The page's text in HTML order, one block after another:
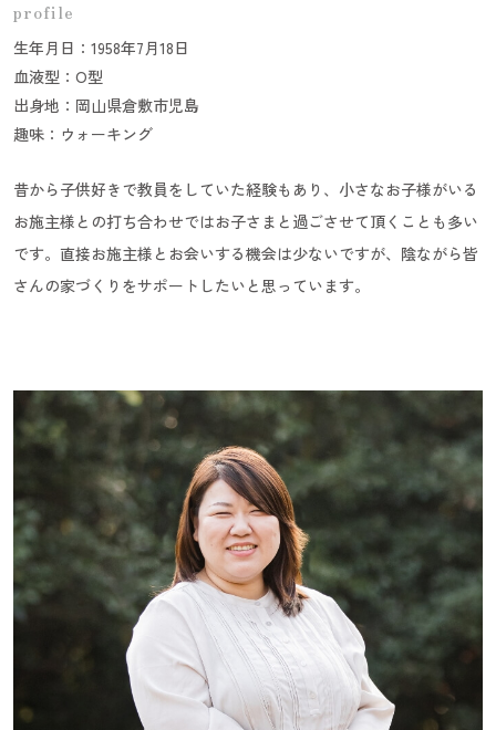
profile
生年月日：1958年7月18日
血液型：O型
出身地：岡山県倉敷市児島
趣味：ウォーキング
昔から子供好きで教員をしていた経験もあり、小さなお子様がいる
お施主様との打ち合わせではお子さまと過ごさせて頂くことも多い
です。直接お施主様とお会いする機会は少ないですが、陰ながら皆
さんの家づくりをサポートしたいと思っています。